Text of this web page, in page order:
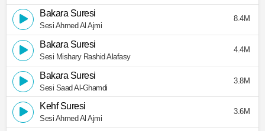
Bakara Suresi
Sesi Ahmed Al Ajmi
8.4M
Bakara Suresi
Sesi Mishary Rashid Alafasy
4.4M
Bakara Suresi
Sesi Saad Al-Ghamdi
3.8M
Kehf Suresi
Sesi Ahmed Al Ajmi
3.6M